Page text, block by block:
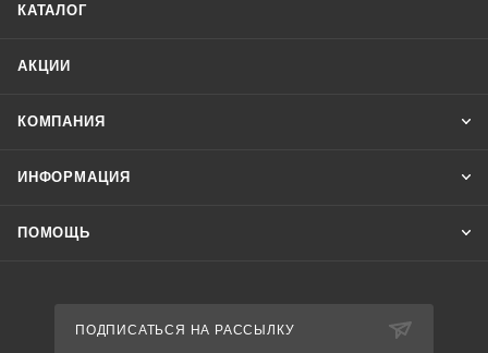
КАТАЛОГ
АКЦИИ
КОМПАНИЯ
ИНФОРМАЦИЯ
ПОМОЩЬ
ПОДПИСАТЬСЯ НА РАССЫЛКУ